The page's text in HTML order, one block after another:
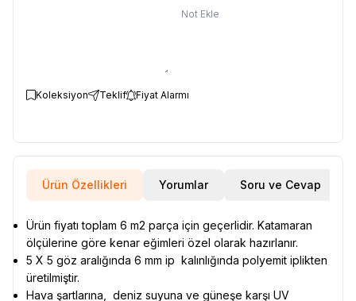
Not Ekle
Koleksiyon Teklif Fiyat Alarmı
Ürün Özellikleri Yorumlar Soru ve Cevap
Ürün fiyatı toplam 6 m2 parça için geçerlidir. Katamaran
ölçülerine göre kenar eğimleri özel olarak hazırlanır.
5 X 5 göz aralığında 6 mm ip kalınlığında polyemit iplikten
üretilmiştir.
Hava şartlarına, deniz suyuna ve güneşe karşı UV